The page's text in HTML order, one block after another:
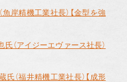
岸精機工業社長）【金型を強
（アイジーエヴァース社長）
（福井精機工業社長）【成形